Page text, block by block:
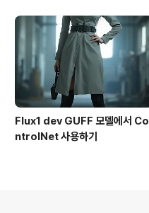
Flux1 dev GUFF 모델에서 Co
ntrolNet 사용하기